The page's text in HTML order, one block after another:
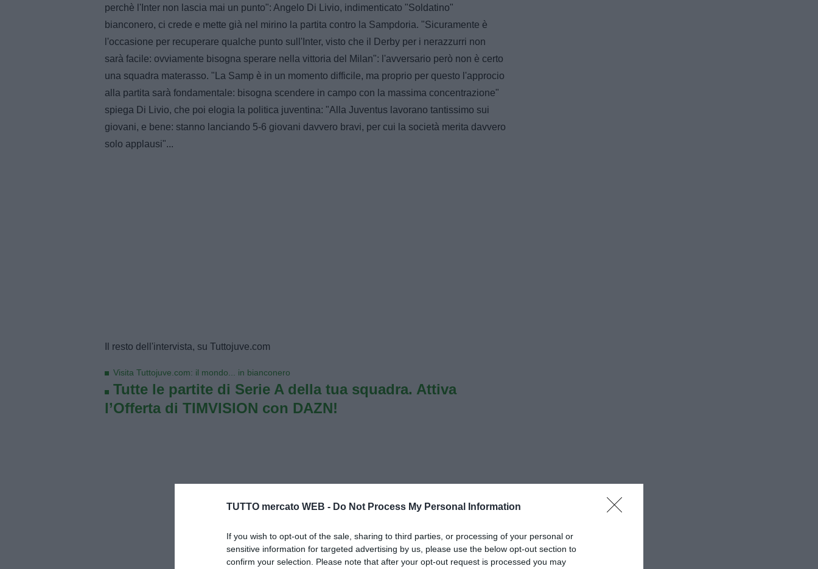
TUTTO mercato WEB - Do Not Process My Personal Information
If you wish to opt-out of the sale, sharing to third parties, or processing of your personal or
sensitive information for targeted advertising by us, please use the below opt-out section to
confirm your selection. Please note that after your opt-out request is processed you may
perchè l'Inter non lascia mai un punto": Angelo Di Livio, indimenticato "Soldatino"
bianconero, ci crede e mette già nel mirino la partita contro la Sampdoria. "Sicuramente è
l'occasione per recuperare qualche punto sull'Inter, visto che il Derby per i nerazzurri non
sarà facile: ovviamente bisogna sperare nella vittoria del Milan": l'avversario però non è certo
una squadra materasso. "La Samp è in un momento difficile, ma proprio per questo l'approcio
alla partita sarà fondamentale: bisogna scendere in campo con la massima concentrazione"
spiega Di Livio, che poi elogia la politica juventina: "Alla Juventus lavorano tantissimo sui
giovani, e bene: stanno lanciando 5-6 giovani davvero bravi, per cui la società merita davvero
solo applausi"...
Il resto dell'intervista, su Tuttojuve.com
Visita Tuttojuve.com: il mondo... in bianconero
Tutte le partite di Serie A della tua squadra. Attiva
l’Offerta di TIMVISION con DAZN!